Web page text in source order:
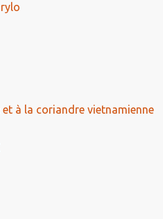
à la coriandre vietnamienne